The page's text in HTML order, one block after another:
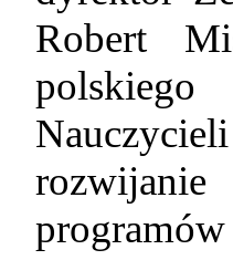
Robert
rozwijanie